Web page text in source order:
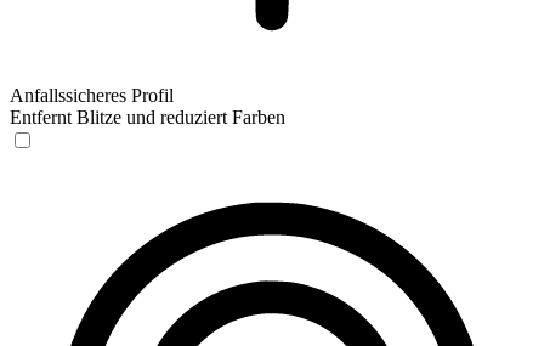
Anfallssicheres Profil
Entfernt Blitze und reduziert Farben